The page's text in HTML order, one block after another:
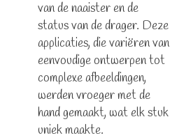
van de naaister en de
status van de drager. Deze
applicaties, die variëren van
eenvoudige ontwerpen tot
complexe afbeeldingen,
werden vroeger met de
hand gemaakt, wat elk stuk
uniek maakte.